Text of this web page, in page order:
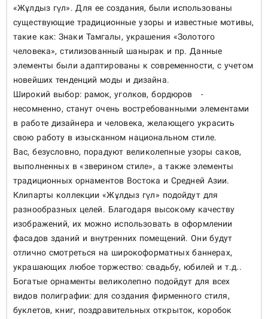
«Жұлдыз гүл». Для ее создания, были использованы
существующие традиционные узоры и известные мотивы,
такие как: Знаки Тамгалы, украшения «Золотого
человека», стилизованный шанырак и пр. Данные
элементы были адаптированы к современности, с учетом
новейших тенденций моды и дизайна.
Широкий выбор: рамок, уголков, бордюров -
несомненно, станут очень востребованными элементами
в работе дизайнера и человека, желающего украсить
свою работу в изысканном национальном стиле.
Вас, безусловно, порадуют великолепные узоры саков,
выполненных в «зверином стиле», а также элементы
традиционных орнаментов Востока и Средней Азии.
Клипарты коллекции «Жұлдыз гүл» подойдут для
разнообразных целей. Благодаря высокому качеству
изображений, их можно использовать в оформлении
фасадов зданий и внутренних помещений. Они будут
отлично смотреться на широкоформатных баннерах,
украшающих любое торжество: свадьбу, юбилей и т.д..
Богатые орнаменты великолепно подойдут для всех
видов полиграфии: для создания фирменного стиля,
буклетов, книг, поздравительных открыток, коробок